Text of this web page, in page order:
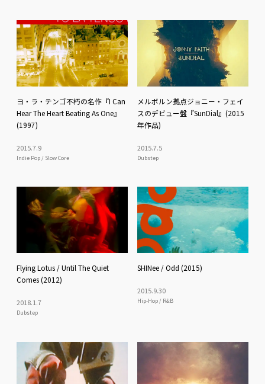
ヨ・ラ・テンゴ不朽の名作『I Can
Hear The Heart Beating As One』
(1997)
2015.7.9
Indie Pop / Slow Core
メルボルン拠点ジョニー・フェイ
スのデビュー盤『SunDial』(2015
年作品)
2015.7.5
Dubstep
Flying Lotus / Until The Quiet
Comes (2012)
2018.1.7
Dubstep
SHINee / Odd (2015)
2015.9.30
Hip-Hop / R&B